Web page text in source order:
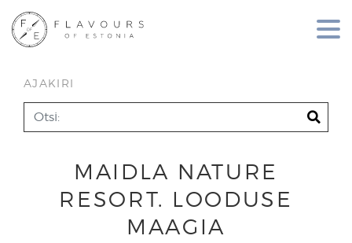
AJAKIRI
MAIDLA NATURE
RESORT. LOODUSE
MAAGIA